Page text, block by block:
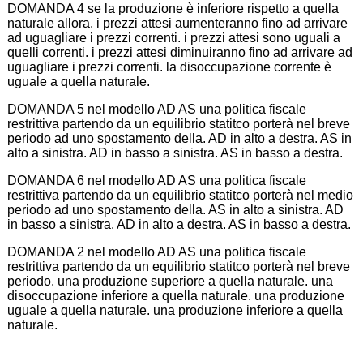
DOMANDA 4 se la produzione è inferiore rispetto a quella
naturale allora. i prezzi attesi aumenteranno fino ad arrivare
ad uguagliare i prezzi correnti. i prezzi attesi sono uguali a
quelli correnti. i prezzi attesi diminuiranno fino ad arrivare ad
uguagliare i prezzi correnti. la disoccupazione corrente è
uguale a quella naturale.
DOMANDA 5 nel modello AD AS una politica fiscale
restrittiva partendo da un equilibrio statitco porterà nel breve
periodo ad uno spostamento della. AD in alto a destra. AS in
alto a sinistra. AD in basso a sinistra. AS in basso a destra.
DOMANDA 6 nel modello AD AS una politica fiscale
restrittiva partendo da un equilibrio statitco porterà nel medio
periodo ad uno spostamento della. AS in alto a sinistra. AD
in basso a sinistra. AD in alto a destra. AS in basso a destra.
DOMANDA 2 nel modello AD AS una politica fiscale
restrittiva partendo da un equilibrio statitco porterà nel breve
periodo. una produzione superiore a quella naturale. una
disoccupazione inferiore a quella naturale. una produzione
uguale a quella naturale. una produzione inferiore a quella
naturale.